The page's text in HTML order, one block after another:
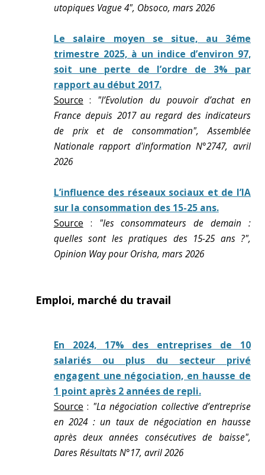
utopiques Vague 4", Obsoco, mars 2026
Le salaire moyen se situe, au 3éme
trimestre 2025, à un indice d’environ 97,
soit une perte de l’ordre de 3% par
rapport au début 2017.
Source : "l’Evolution du pouvoir d’achat en
France depuis 2017 au regard des indicateurs
de prix et de consommation", Assemblée
Nationale rapport d'information N°2747, avril
2026
L’influence des réseaux sociaux et de l’IA
sur la consommation des 15-25 ans.
Source : "les consommateurs de demain :
quelles sont les pratiques des 15-25 ans ?",
Opinion Way pour Orisha, mars 2026
Emploi, marché du travail
En 2024, 17% des entreprises de 10
salariés ou plus du secteur privé
engagent une négociation, en hausse de
1 point après 2 années de repli.
Source : "La négociation collective d’entreprise
en 2024 : un taux de négociation en hausse
après deux années consécutives de baisse",
Dares Résultats N°17, avril 2026